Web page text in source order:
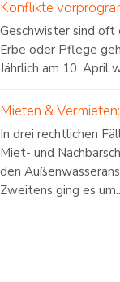
Konflikte
Geschwister sind oft
Erbe oder Pflege
Jährlich am 10. April
Mieten &
In drei rechtlichen
Miet- und
den
Zweitens ging es